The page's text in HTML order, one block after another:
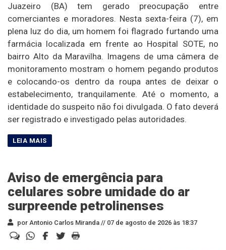
Juazeiro (BA) tem gerado preocupação entre
comerciantes e moradores. Nesta sexta-feira (7), em
plena luz do dia, um homem foi flagrado furtando uma
farmácia localizada em frente ao Hospital SOTE, no
bairro Alto da Maravilha. Imagens de uma câmera de
monitoramento mostram o homem pegando produtos
e colocando-os dentro da roupa antes de deixar o
estabelecimento, tranquilamente. Até o momento, a
identidade do suspeito não foi divulgada. O fato deverá
ser registrado e investigado pelas autoridades.
Aviso de emergência para
celulares sobre umidade do ar
surpreende petrolinenses
por Antonio Carlos Miranda // 07 de agosto de 2026 às 18:37